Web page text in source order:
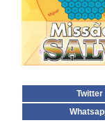
Twitter